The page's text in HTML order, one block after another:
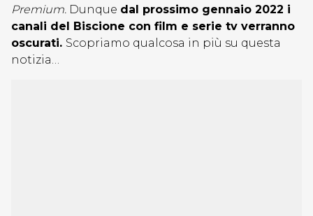
Premium. Dunque dal prossimo gennaio 2022 i
canali del Biscione con film e serie tv verranno
oscurati. Scopriamo qualcosa in più su questa
notizia…